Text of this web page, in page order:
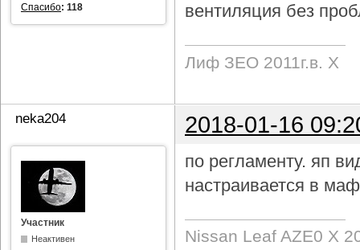
Спасибо: 118
вентиляция без
Лиф ЗЕО 2011г.в. Х
neka204 2018-01-16
Участник
Неактивен
по регламенту. яп
настраивается в
Nissan Leaf AZE0 X